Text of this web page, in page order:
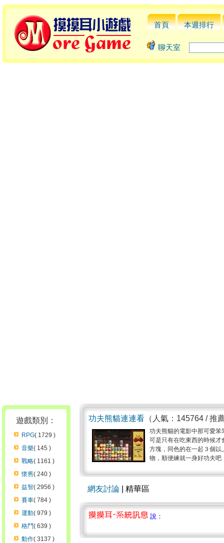
首頁 本週排行
聊天室
遊戲類別：
RPG( 1729 )
音樂( 145 )
戰略( 1161 )
懷舊( 240 )
益智( 2956 )
賽車( 784 )
運動( 979 )
格鬥( 639 )
動作( 3137 )
功夫熊貓連連看 （人氣：145764 / 推
功夫熊貓的電影中那可愛
可是只有在吃東西的時候
方塊，同色的在一起３個
物，順便練就一身好功夫吧
網友討論 | 精華區
說：